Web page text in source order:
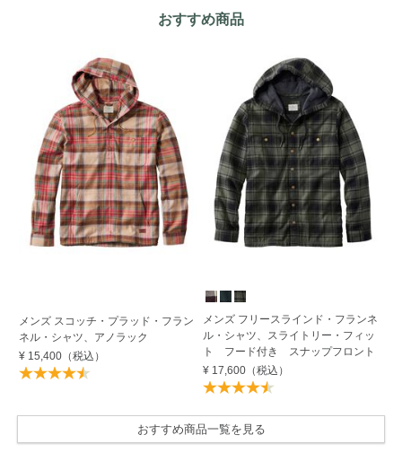
おすすめ商品
メンズ スコッチ・プラッド・フラン
ネル・シャツ、アノラック
¥ 15,400（税込）
メンズ フリースラインド・フランネ
ル・シャツ、スライトリー・フィッ
ト フード付き スナップフロント
¥ 17,600 （税込）
おすすめ商品一覧を見る